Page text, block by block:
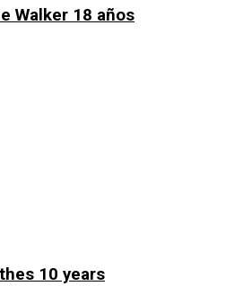
Walker 18 años
10 years